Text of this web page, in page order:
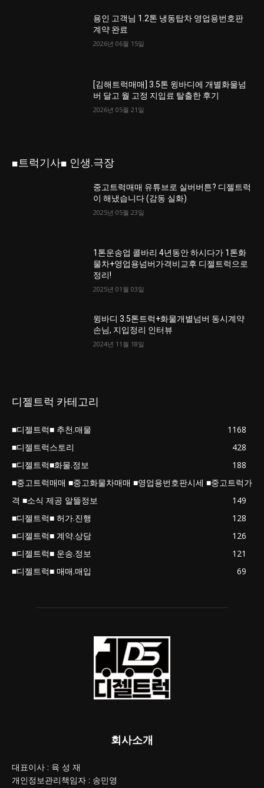
용인 고객님 1.2톤 냉동탑차 영업용번호판
계약 완료
2026년 06월 15일
[김해트럭매매] 3.5톤 윙바디에 개별화물넘
버 달고 월 고정 지입료 탈출한 후기
2026년 05월 21일
■트럭기사■ 인생.극장
중고트럭매매 유튜브로 실버버튼? 디젤트럭
이 해냈습니다 (감동 실화)
2025년 05월 23일
1톤운송업 콜바리 4년동안 하시다가 1톤화
물차+영업용넘버가격비교후 디젤트럭으로
정리!
2025년 01월 03일
윙바디 3.5톤트럭+화물개별넘버 동시계약
손님, 지입정리 인터뷰
2024년 11월 18일
디젤트럭 카테고리
■디젤트럭■ 추천.매물
1168
■디젤트럭스토리
428
■디젤트럭■화물.정보
188
■중고트럭매매 ■중고화물차매매 ■영업용번호판시세 ■중고트럭가
격 ■소식 제공 알뜰정보
149
■디젤트럭■ 허가.진행
128
■디젤트럭■ 계약.상담
126
■디젤트럭■ 운송.정보
121
■디젤트럭■ 매매.매입
69
회사소개
대표이사 : 육 성 재
개인정보관리책임자 : 송민영